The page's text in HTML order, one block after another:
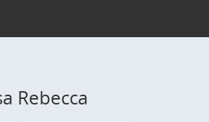
Rebecca